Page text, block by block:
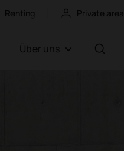
Renting Private area
Über uns